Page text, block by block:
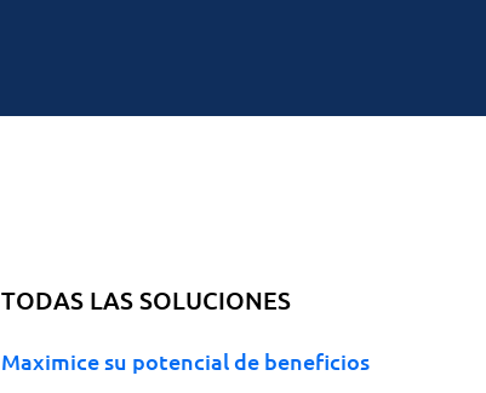
TODAS LAS SOLUCIONES
Maximice su potencial de beneficios